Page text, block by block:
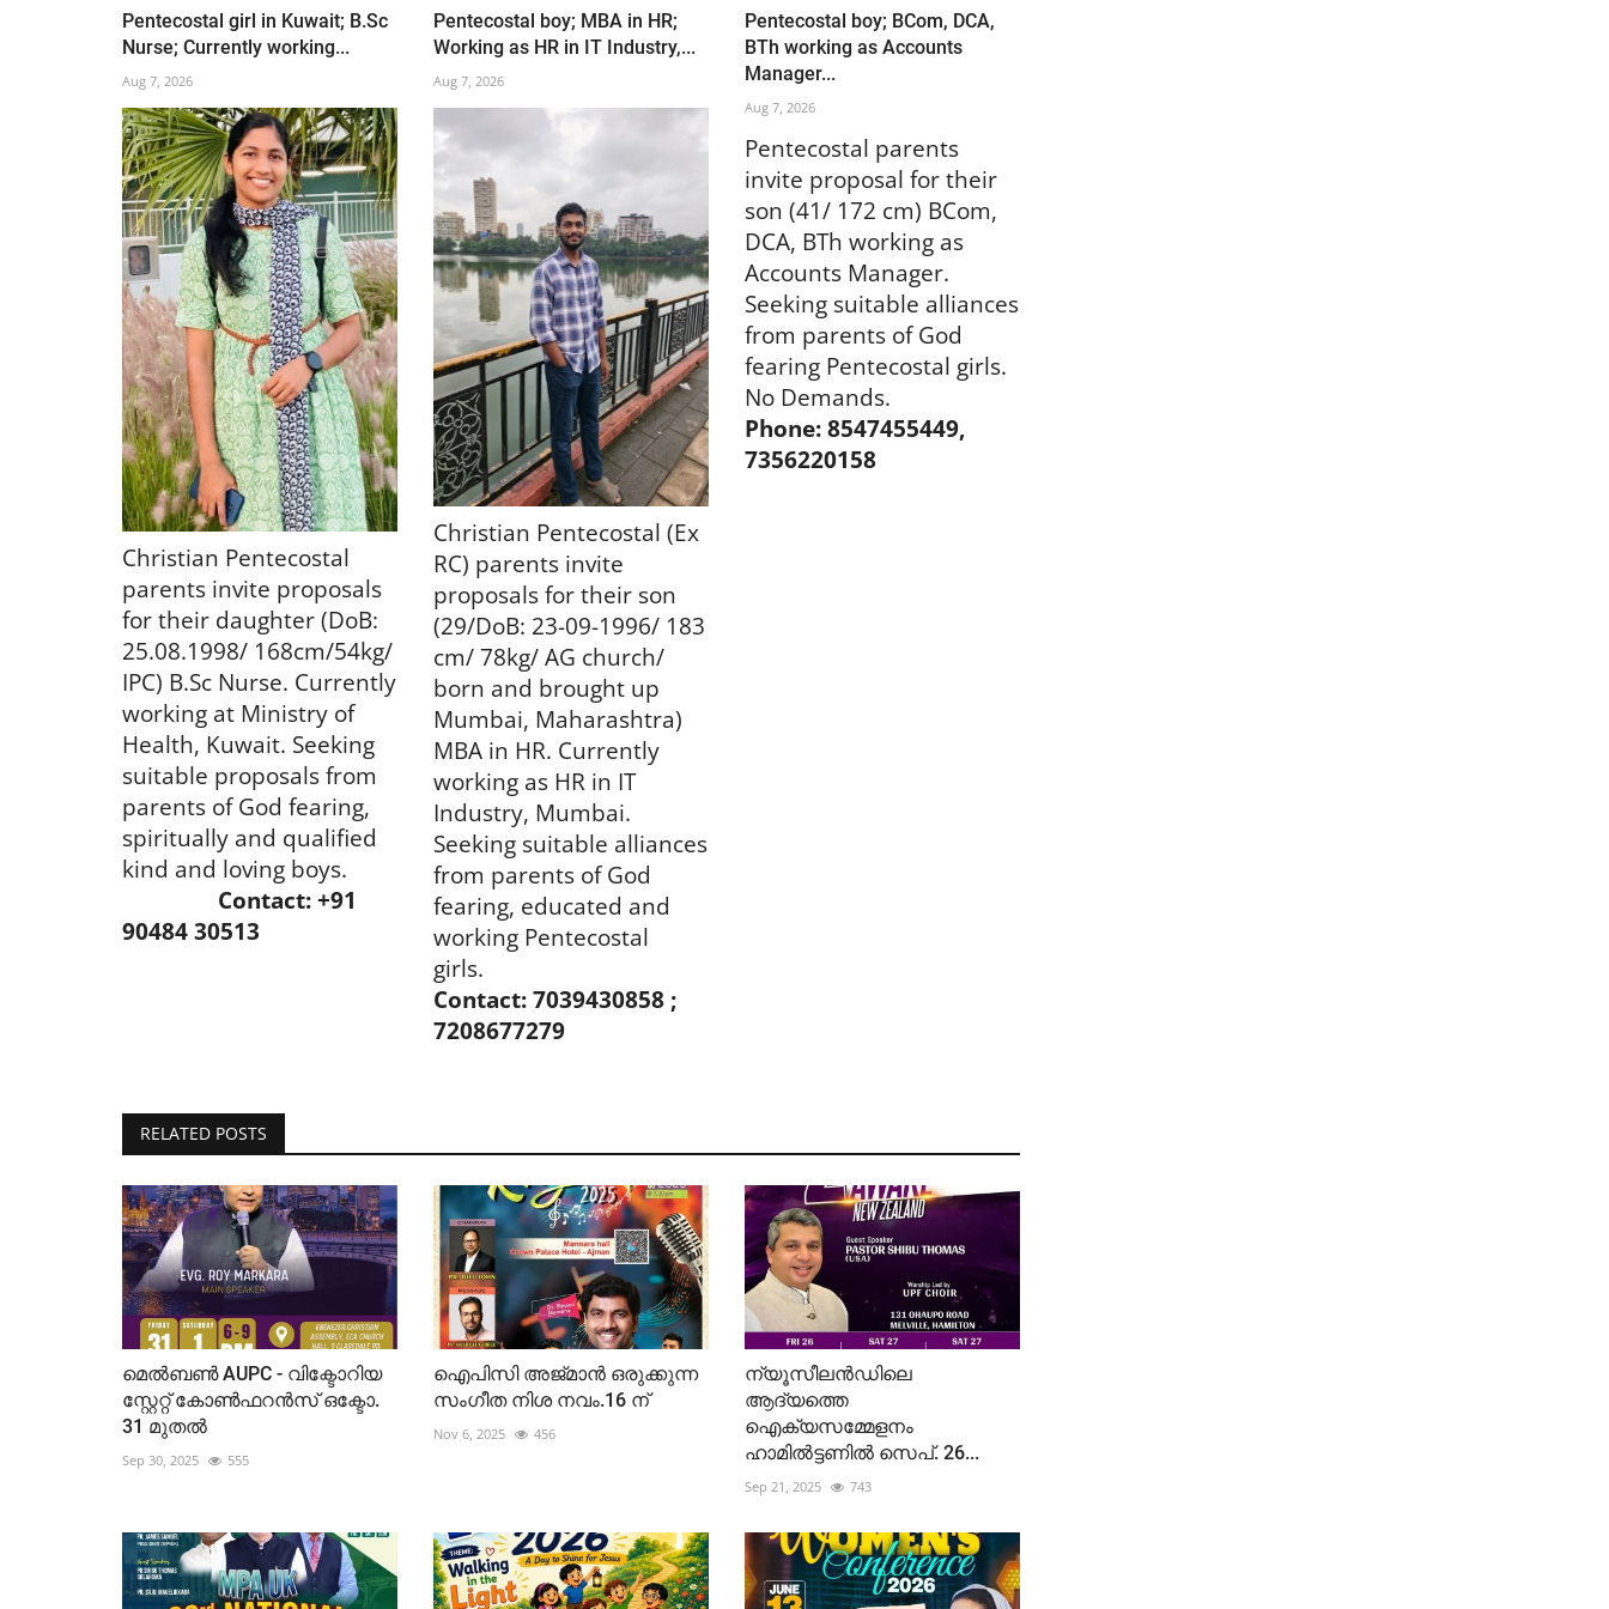
Pentecostal girl in Kuwait; B.Sc
Nurse; Currently working...
Aug 7, 2026
Christian Pentecostal
parents invite proposals
for their daughter (DoB:
25.08.1998/ 168cm/54kg/
IPC) B.Sc Nurse. Currently
working at Ministry of
Health, Kuwait. Seeking
suitable proposals from
parents of God fearing,
spiritually and qualified
kind and loving boys.
Contact: +91
90484 30513
Pentecostal boy; MBA in HR;
Working as HR in IT Industry,...
Aug 7, 2026
Christian Pentecostal (Ex
RC) parents invite
proposals for their son
(29/DoB: 23-09-1996/ 183
cm/ 78kg/ AG church/
born and brought up
Mumbai, Maharashtra)
MBA in HR. Currently
working as HR in IT
Industry, Mumbai.
Seeking suitable alliances
from parents of God
fearing, educated and
working Pentecostal
girls.
Contact: 7039430858 ;
7208677279
Pentecostal boy; BCom, DCA,
BTh working as Accounts
Manager...
Aug 7, 2026
Pentecostal parents
invite proposal for their
son (41/ 172 cm) BCom,
DCA, BTh working as
Accounts Manager.
Seeking suitable alliances
from parents of God
fearing Pentecostal girls.
No Demands.
Phone: 8547455449,
7356220158
RELATED POSTS
മെൽബൺ AUPC - വിക്ടോറിയ
സ്റ്റേറ്റ് കോൺഫറൻസ് ഒക്ടോ.
31 മുതൽ
Sep 30, 2025 555
ഐപിസി അജ്മാൻ ഒരുക്കുന്ന
സംഗീത നിശ നവം.16 ന്
Nov 6, 2025 456
ന്യൂസീലൻഡിലെ
ആദ്യത്തെ
ഐക്യസമ്മേളനം
ഹാമിൽട്ടണിൽ സെപ്. 26...
Sep 21, 2025 743